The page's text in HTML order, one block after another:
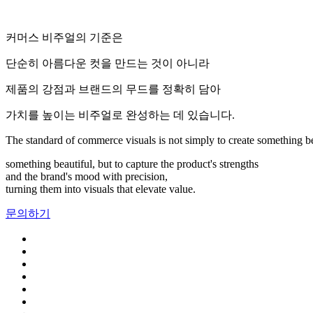
커머스 비주얼의 기준은
단순히 아름다운 컷을 만드는 것이 아니라
제품의 강점과 브랜드의 무드를 정확히 담아
가치를 높이는 비주얼로 완성하는 데 있습니다.
The standard of commerce visuals is not simply to create something
something beautiful, but to capture the product's strengths
and the brand's mood with precision,
turning them into visuals that elevate value.
문의하기